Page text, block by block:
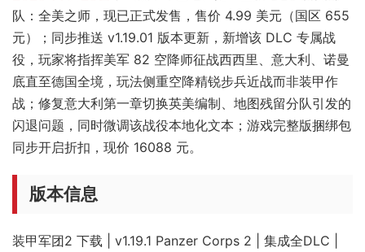
队：全美之师，现已正式发售，售价 4.99 美元（国区 655
元）；同步推送 v1.19.01 版本更新，新增该 DLC 专属战
役，玩家将指挥美军 82 空降师征战西西里、意大利、诺曼
底直至德国全境，玩法侧重空降精锐步兵近战而非装甲作
战；修复意大利第一章切换英美编制、地图残留分队引发的
闪退问题，同时微调该战役本地化文本；游戏完整版捆绑包
同步开启折扣，现价 16088 元。
版本信息
装甲军团2 下载 | v1.19.1 Panzer Corps 2 | 集成全DLC |